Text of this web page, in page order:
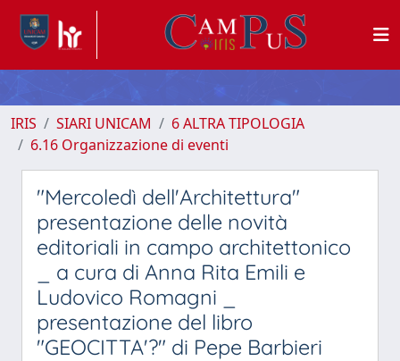
IRIS SIARI UNICAM
6 ALTRA TIPOLOGIA
6.16 Organizzazione di eventi
"Mercoledì dell'Architettura"
presentazione delle novità
editoriali in campo architettonico
_ a cura di Anna Rita Emili e
Ludovico Romagni _
presentazione del libro
"GEOCITTA'?" di Pepe Barbieri